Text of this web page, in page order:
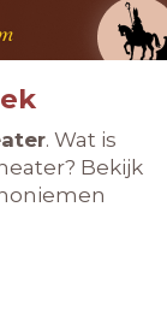
. Wat is
Bekijk